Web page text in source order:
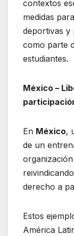
contextos
medidas
deportivas y
como parte
estudiantes.
México –
En México,
de un
derecho a
Estos
América